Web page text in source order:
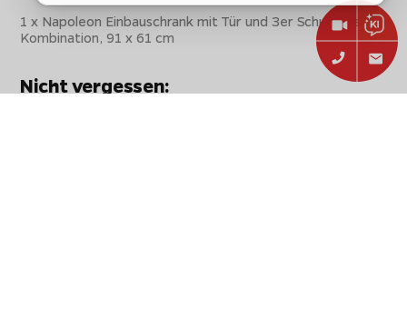
1 x Napoleon Einbauschrank mit Tür und 3er Schubladen
Kombination, 91 x 61 cm
Nicht vergessen: